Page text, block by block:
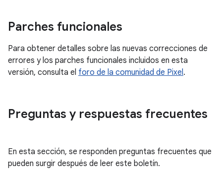
Parches funcionales
Para obtener detalles sobre las nuevas correcciones de
errores y los parches funcionales incluidos en esta
versión, consulta el foro de la comunidad de Pixel.
Preguntas y respuestas frecuentes
En esta sección, se responden preguntas frecuentes que
pueden surgir después de leer este boletín.